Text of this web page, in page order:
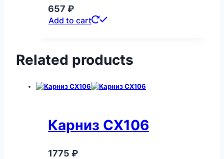
657 ₽
Add to cart
Related products
Карниз CX106
1775 ₽